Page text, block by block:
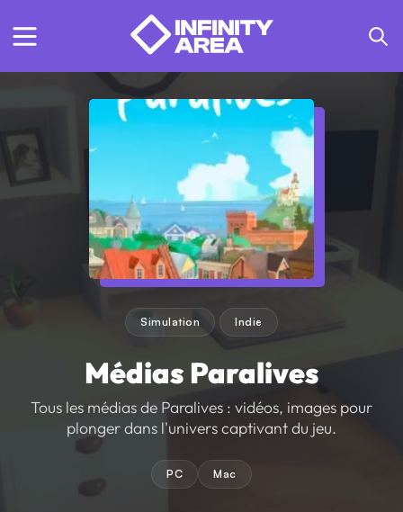
Simulation Indie
Médias Paralives
Tous les médias de Paralives : vidéos, images pour
plonger dans l'univers captivant du jeu.
PC Mac